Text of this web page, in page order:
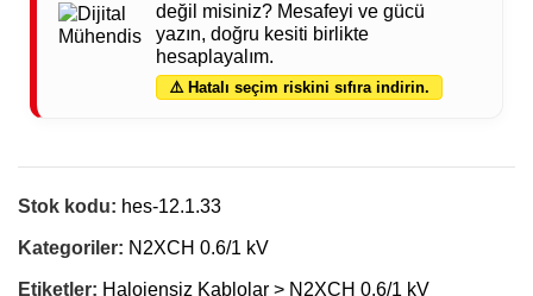
değil misiniz? Mesafeyi ve gücü
yazın, doğru kesiti birlikte
hesaplayalım.
⚠️ Hatalı seçim riskini sıfıra indirin.
Stok kodu: hes-12.1.33
Kategoriler: N2XCH 0.6/1 kV
Etiketler: Halojensiz Kablolar > N2XCH 0.6/1 kV